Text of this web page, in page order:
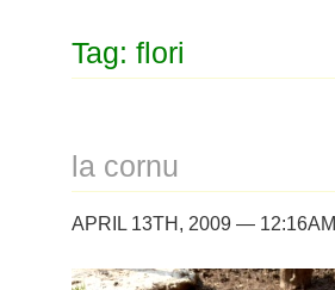
Tag: flori
la cornu
APRIL 13TH, 2009 — 12:16AM